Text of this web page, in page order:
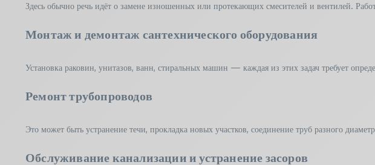
Здесь обычно речь идёт о замене изношенных или протекающих смесителей и вентилей.
Монтаж и демонтаж сантехнического оборудования
Установка раковин, унитазов, ванн, стиральных машин — каждая из этих задач требует
Ремонт трубопроводов
Это может быть устранение течи, прокладка новых участков, соединение труб разного
Обслуживание канализации и устранение засоров